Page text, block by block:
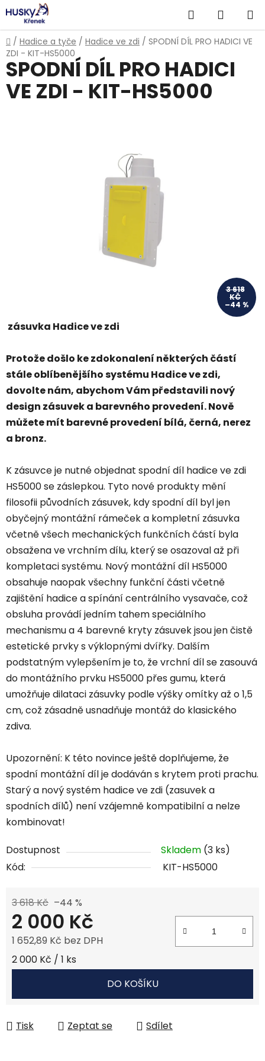
Přejít
na
obsah
Hledat
KOŠÍK
Domů
/ Hadice a tyče / Hadice ve zdi / SPODNÍ DÍL PRO HADICI VE
ZDI - KIT-HS5000
zásuvka Hadice ve zdi
Protože došlo ke zdokonalení některých částí
stále oblíbenějšího systému Hadice ve zdi,
dovolte nám, abychom Vám představili nový
design zásuvek a barevného provedení. Nově
můžete mít barevné provedení bílá, černá, nerez
a bronz.
K zásuvce je nutné objednat spodní díl hadice ve zdi
HS5000 se záslepkou. Tyto nové produkty mění
filosofii původních zásuvek, kdy spodní díl byl jen
obyčejný montážní rámeček a kompletní zásuvka
včetně všech mechanických funkčních částí byla
obsažena ve vrchním dílu, který se osazoval až při
kompletaci systému. Nový montážní díl HS5000
obsahuje naopak všechny funkční části včetně
zajištění hadice a spínání centrálního vysavače, což
obsluha provádí jedním tahem speciálního
mechanismu a 4 barevné kryty zásuvek jsou jen čistě
estetické prvky s výklopnými dvířky. Dalším
podstatným vylepšením je to, že vrchní díl se zasouvá
do montážního prvku HS5000 přes gumu, která
umožňuje dilataci zásuvky podle výšky omítky až o 1,5
cm, což zásadně usnadňuje montáž do klasického
zdiva.
Upozornění: K této novince ještě doplňujeme, že
spodní montážní díl je dodáván s krytem proti prachu.
Starý a nový systém hadice ve zdi (zasuvek a
spodních dílů) není vzájemně kompatibilní a nelze
kombinovat!
Dostupnost Skladem (3 ks)
Kód:
KIT-HS5000
3 618 Kč –44 %
2 000 Kč
1 652,89 Kč bez DPH
Měrná cena:
2 000 Kč / 1 ks
DO KOŠÍKU
Tisk Zeptat se Sdílet
SPODNÍ DÍL PRO HADICI
VE ZDI - KIT-HS5000
3 618
KČ
–44 %